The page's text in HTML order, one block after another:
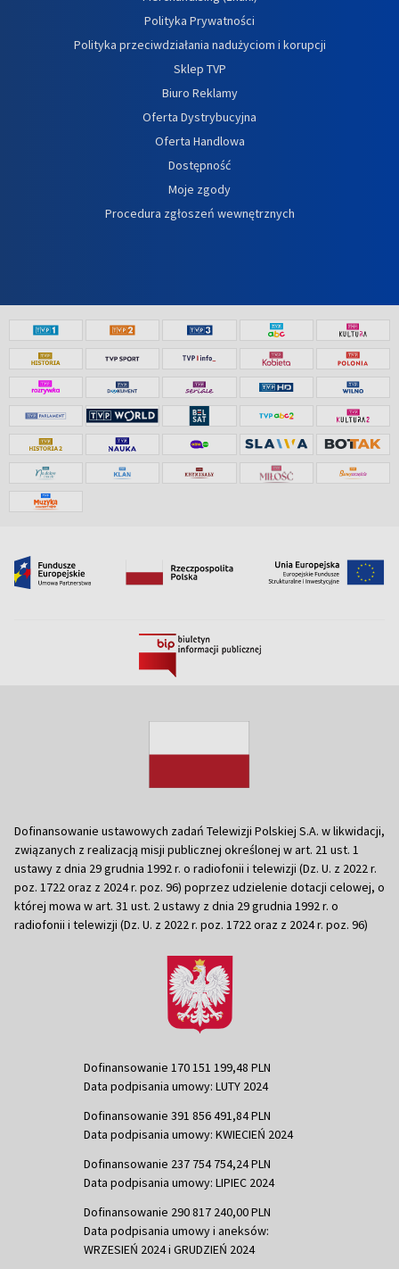
Polityka Prywatności
Polityka przeciwdziałania nadużyciom i korupcji
Sklep TVP
Biuro Reklamy
Oferta Dystrybucyjna
Oferta Handlowa
Dostępność
Moje zgody
Procedura zgłoszeń wewnętrznych
Dofinansowanie ustawowych zadań Telewizji Polskiej S.A. w likwidacji,
związanych z realizacją misji publicznej określonej w art. 21 ust. 1
ustawy z dnia 29 grudnia 1992 r. o radiofonii i telewizji (Dz. U. z 2022 r.
poz. 1722 oraz z 2024 r. poz. 96) poprzez udzielenie dotacji celowej, o
której mowa w art. 31 ust. 2 ustawy z dnia 29 grudnia 1992 r. o
radiofonii i telewizji (Dz. U. z 2022 r. poz. 1722 oraz z 2024 r. poz. 96)
Dofinansowanie 170 151 199,48 PLN
Data podpisania umowy: LUTY 2024
Dofinansowanie 391 856 491,84 PLN
Data podpisania umowy: KWIECIEŃ 2024
Dofinansowanie 237 754 754,24 PLN
Data podpisania umowy: LIPIEC 2024
Dofinansowanie 290 817 240,00 PLN
Data podpisania umowy i aneksów:
WRZESIEŃ 2024 i GRUDZIEŃ 2024